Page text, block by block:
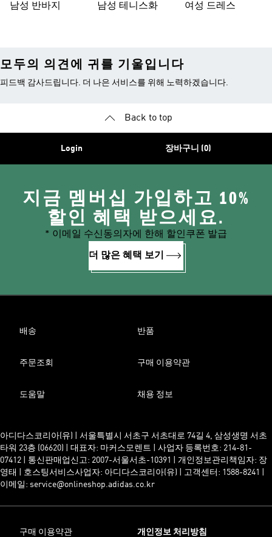
남성 반바지 남성 테니스화 여성 드레스
모두의 의견에 귀를 기울입니다
피드백 감사드립니다. 더 나은 서비스를 위해 노력하겠습니다.
Back to top
Login 장바구니 (0)
지금 멤버십 가입하고 10%
할인 혜택 받으세요.
* 이메일 수신동의자에 한해 할인쿠폰 발급
더 많은 혜택 보기
배송 반품
주문조회 구매 이용약관
도움말 채용 정보
아디다스코리아(유) | 서울특별시 서초구 서초대로 74길 4, 삼성생명 서초
타워 23층 (06620) | 대표자: 마커스모렌트 | 사업자 등록번호: 214-81-
07412 | 통신판매업신고: 2007-서울서초-10391 | 개인정보관리책임자: 장
영태 | 호스팅서비스사업자: 아디다스코리아(유) | 고객센터: 1588-8241 |
이메일: service@onlineshop.adidas.co.kr
구매 이용약관 개인정보 처리방침